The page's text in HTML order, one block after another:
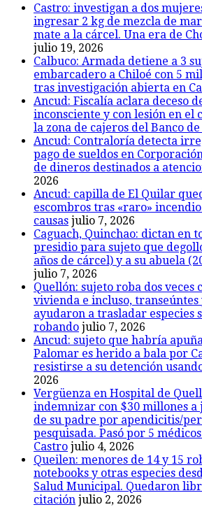
Castro: investigan a dos
ingresar 2 kg de mezcla de
mate a la cárcel. Una era de
julio 19, 2026
Calbuco: Armada detiene a 3
embarcadero a Chiloé con 5
tras investigación abierta en
Ancud: Fiscalía aclara deceso
inconsciente y con lesión en el
la zona de cajeros del Banco
Ancud: Contraloría detecta
pago de sueldos en
de dineros destinados a
2026
Ancud: capilla de El Quilar
escombros tras «raro»
causas julio 7, 2026
Caguach, Quinchao: dictan en
presidio para sujeto que
años de cárcel) y a su abuela
julio 7, 2026
Quellón: sujeto roba dos veces
vivienda e incluso, transeúntes
ayudaron a trasladar especies
robando julio 7, 2026
Ancud: sujeto que habría
Palomar es herido a bala por
resistirse a su detención
2026
Vergüenza en Hospital de
indemnizar con $30 millones
de su padre por apendicitis/
pesquisada. Pasó por 5
Castro julio 4, 2026
Queilen: menores de 14 y 15
notebooks y otras especies
Salud Municipal. Quedaron
citación julio 2, 2026